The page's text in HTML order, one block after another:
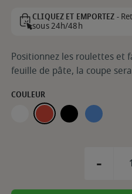
CLIQUEZ ET EMPORTEZ -
sous 24h/48h
Positionnez les roulettes et
feuille de pâte, la coupe
COULEUR
TRANSPARENT
ROUGE NOIR BLEU
-